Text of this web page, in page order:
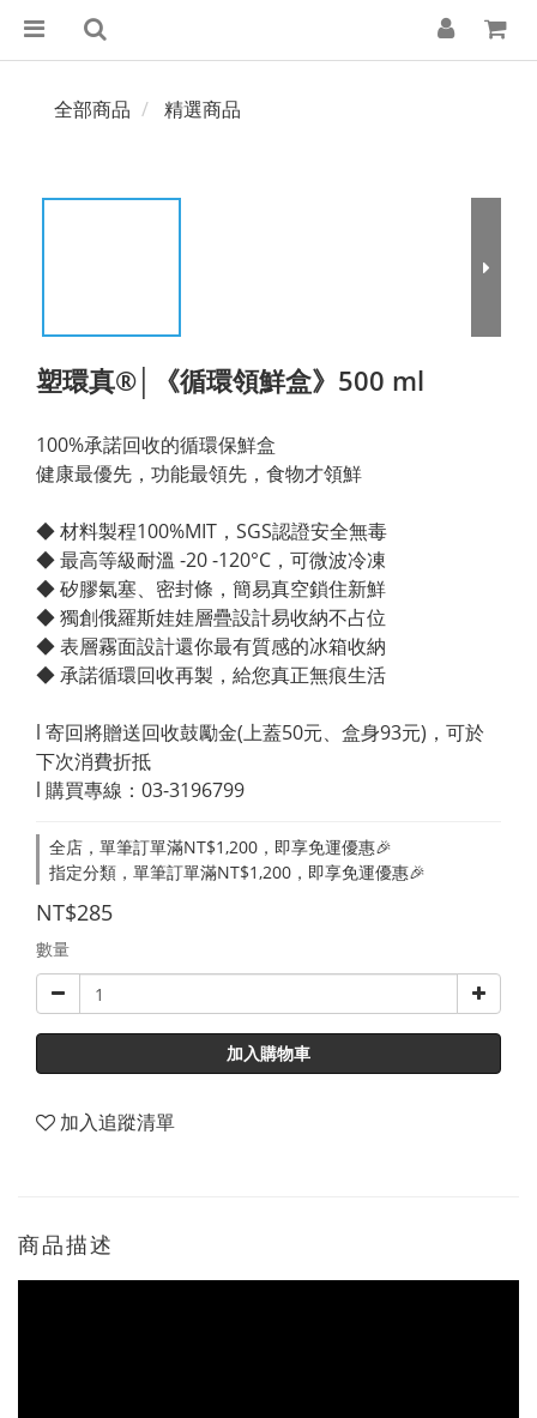
全部商品 精選商品
塑環真®│《循環領鮮盒》500 ml
100%承諾回收的循環保鮮盒
健康最優先，功能最領先，食物才領鮮
◆ 材料製程100%MIT，SGS認證安全無毒
◆ 最高等級耐溫 -20 -120°C，可微波冷凍
◆ 矽膠氣塞、密封條，簡易真空鎖住新鮮
◆ 獨創俄羅斯娃娃層疊設計易收納不占位
◆ 表層霧面設計還你最有質感的冰箱收納
◆ 承諾循環回收再製，給您真正無痕生活
l 寄回將贈送回收鼓勵金(上蓋50元、盒身93元)，可於
下次消費折抵
l 購買專線：03-3196799
全店，單筆訂單滿NT$1,200，即享免運優惠🎉
指定分類，單筆訂單滿NT$1,200，即享免運優惠🎉
NT$285
數量
加入購物車
加入追蹤清單
商品描述